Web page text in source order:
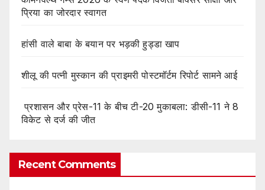
प्रिया का जोरदार स्वागत
हांसी वाले बाबा के बयान पर भड़की हुड्डा खाप
शीलू की पत्नी मुस्कान की प्राइमरी पोस्टमॉर्टम रिपोर्ट सामने आई
प्रशासन और प्रेस-11 के बीच टी-20 मुकाबला: डीसी-11 ने 8
विकेट से दर्ज की जीत
Recent Comments